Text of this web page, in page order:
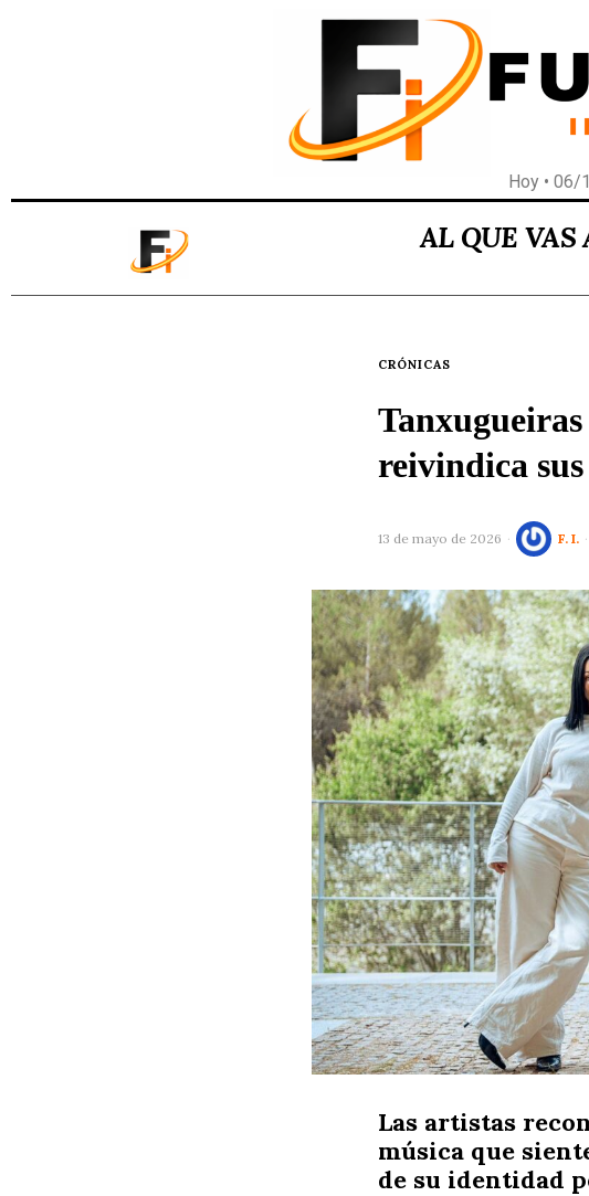
Hoy • 06/
AL QUE VAS
CRÓNICAS
reivindica
13 de mayo de 2026 F. I.
Las artistas
música que
de su identidad